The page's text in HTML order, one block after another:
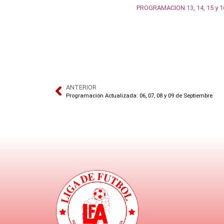
PROGRAMACION 13, 14, 15 y
ANTERIOR
Programación Actualizada: 06, 07, 08 y 09 de Septiembre